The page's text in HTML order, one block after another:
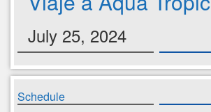
July 25, 2024
Schedule